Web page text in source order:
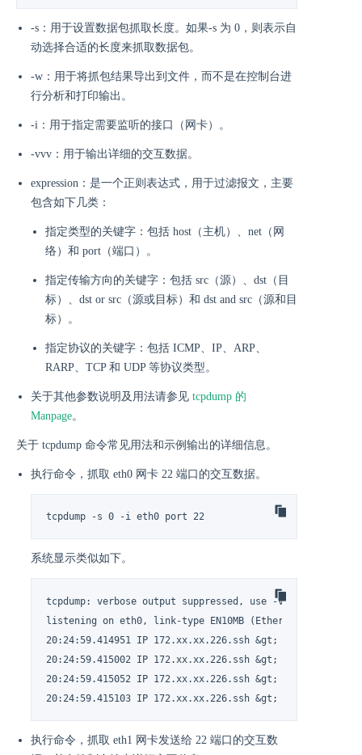
-s：用于设置数据包抓取长度。如果-s 为 0，则表示自
动选择合适的长度来抓取数据包。
-w：用于将抓包结果导出到文件，而不是在控制台进
行分析和打印输出。
-i：用于指定需要监听的接口（网卡）。
-vvv：用于输出详细的交互数据。
expression：是一个正则表达式，用于过滤报文，主要
包含如下几类：
指定类型的关键字：包括 host（主机）、net（网
络）和 port（端口）。
指定传输方向的关键字：包括 src（源）、dst（目
标）、dst or src（源或目标）和 dst and src（源和目
标）。
指定协议的关键字：包括 ICMP、IP、ARP、
RARP、TCP 和 UDP 等协议类型。
关于其他参数说明及用法请参见 tcpdump 的
Manpage。
关于 tcpdump 命令常见用法和示例输出的详细信息。
执行命令，抓取 eth0 网卡 22 端口的交互数据。
tcpdump -s 0 -i eth0 port 22
系统显示类似如下。
tcpdump: verbose output suppressed, use -v or -vv for
listening on eth0, link-type EN10MB (Ethernet), capture
20:24:59.414951 IP 172.xx.xx.226.ssh &gt;
20:24:59.415002 IP 172.xx.xx.226.ssh &gt;
20:24:59.415052 IP 172.xx.xx.226.ssh &gt;
20:24:59.415103 IP 172.xx.xx.226.ssh &gt;
执行命令，抓取 eth1 网卡发送给 22 端口的交互数